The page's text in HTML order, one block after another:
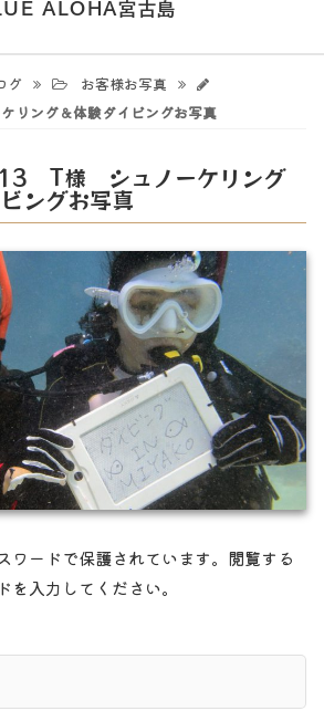
ALOHA宮古島
グ
お客様お写真
ング＆体験ダイビングお写真
T様 シュノーケリング
ングお写真
ワードで保護されています。閲覧する
を入力してください。